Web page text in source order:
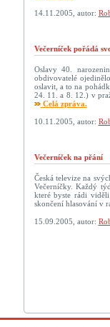
14.11.2005, autor:
Večerníček pořádá
Oslavy 40.
obdivovatelé
oslavit, a to na
24. 11. a 8. 12.) v
Celá zpráva.
10.11.2005, autor:
Večerníček na přání
Česká televize na
Večerníčky. Každý
které byste rádi
skončení hlasování v
15.09.2005, autor: